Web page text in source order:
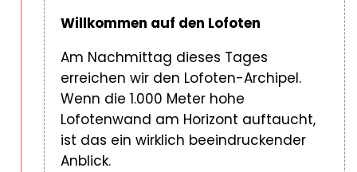
Willkommen auf den Lofoten
Am Nachmittag dieses Tages
erreichen wir den Lofoten-Archipel.
Wenn die 1.000 Meter hohe
Lofotenwand am Horizont auftaucht,
ist das ein wirklich beeindruckender
Anblick.